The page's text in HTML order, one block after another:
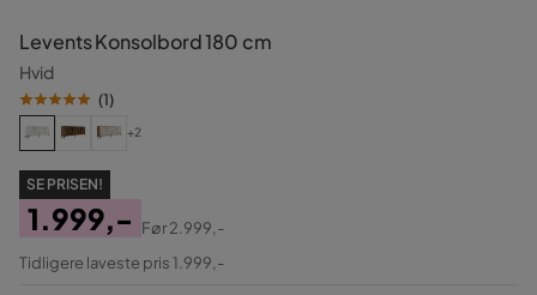
Levents Konsolbord 180 cm
Hvid
(1)
+2
SE PRISEN!
Pris
1.999,-
Original
Før2.999,-
Tidligere laveste pris 1.999,-